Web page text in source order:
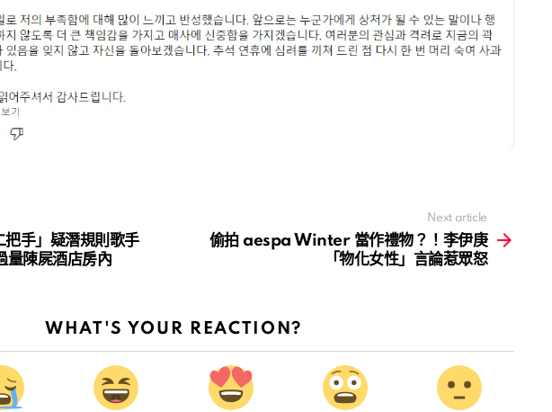
手」疑潛規則歌手
量陳屍酒店房內
Next article
偷拍 aespa Winter 當作禮物？！李伊庚
「物化女性」言論惹眾怒
WHAT'S YOUR REACTION?